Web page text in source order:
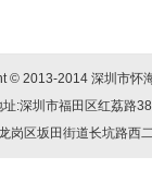
© 2013-2014 深圳市怀
址:深圳市福田区红荔路
岗区坂田街道长坑路西